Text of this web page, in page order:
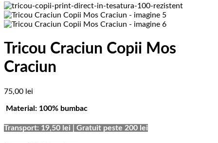
Tricou Craciun Copii Mos
Craciun
75,00 lei
Material: 100% bumbac
Transport: 19,50 lei | Gratuit peste 200 lei